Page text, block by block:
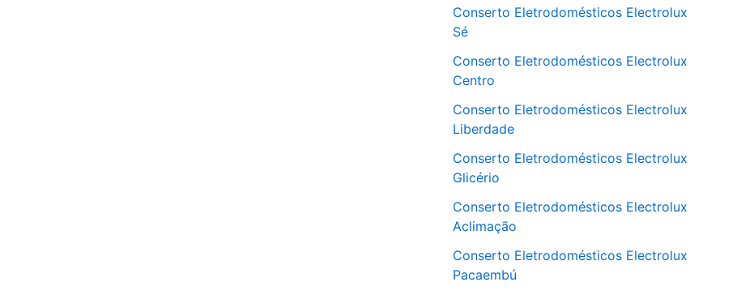
Conserto Eletrodomésticos Electrolux
Sé
Conserto Eletrodomésticos Electrolux
Centro
Conserto Eletrodomésticos Electrolux
Liberdade
Conserto Eletrodomésticos Electrolux
Glicério
Conserto Eletrodomésticos Electrolux
Aclimação
Conserto Eletrodomésticos Electrolux
Pacaembú